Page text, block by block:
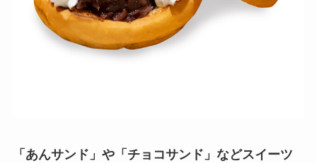
「あんサンド」や「チョコサンド」などスイーツ